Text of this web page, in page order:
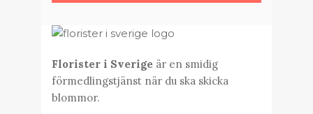
Florister i Sverige är en smidig
förmedlingstjänst när du ska skicka
blommor.